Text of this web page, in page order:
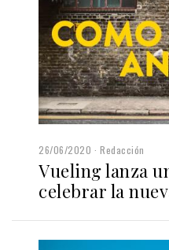
26/06/2020 Redacción
Vueling lanza
celebrar la